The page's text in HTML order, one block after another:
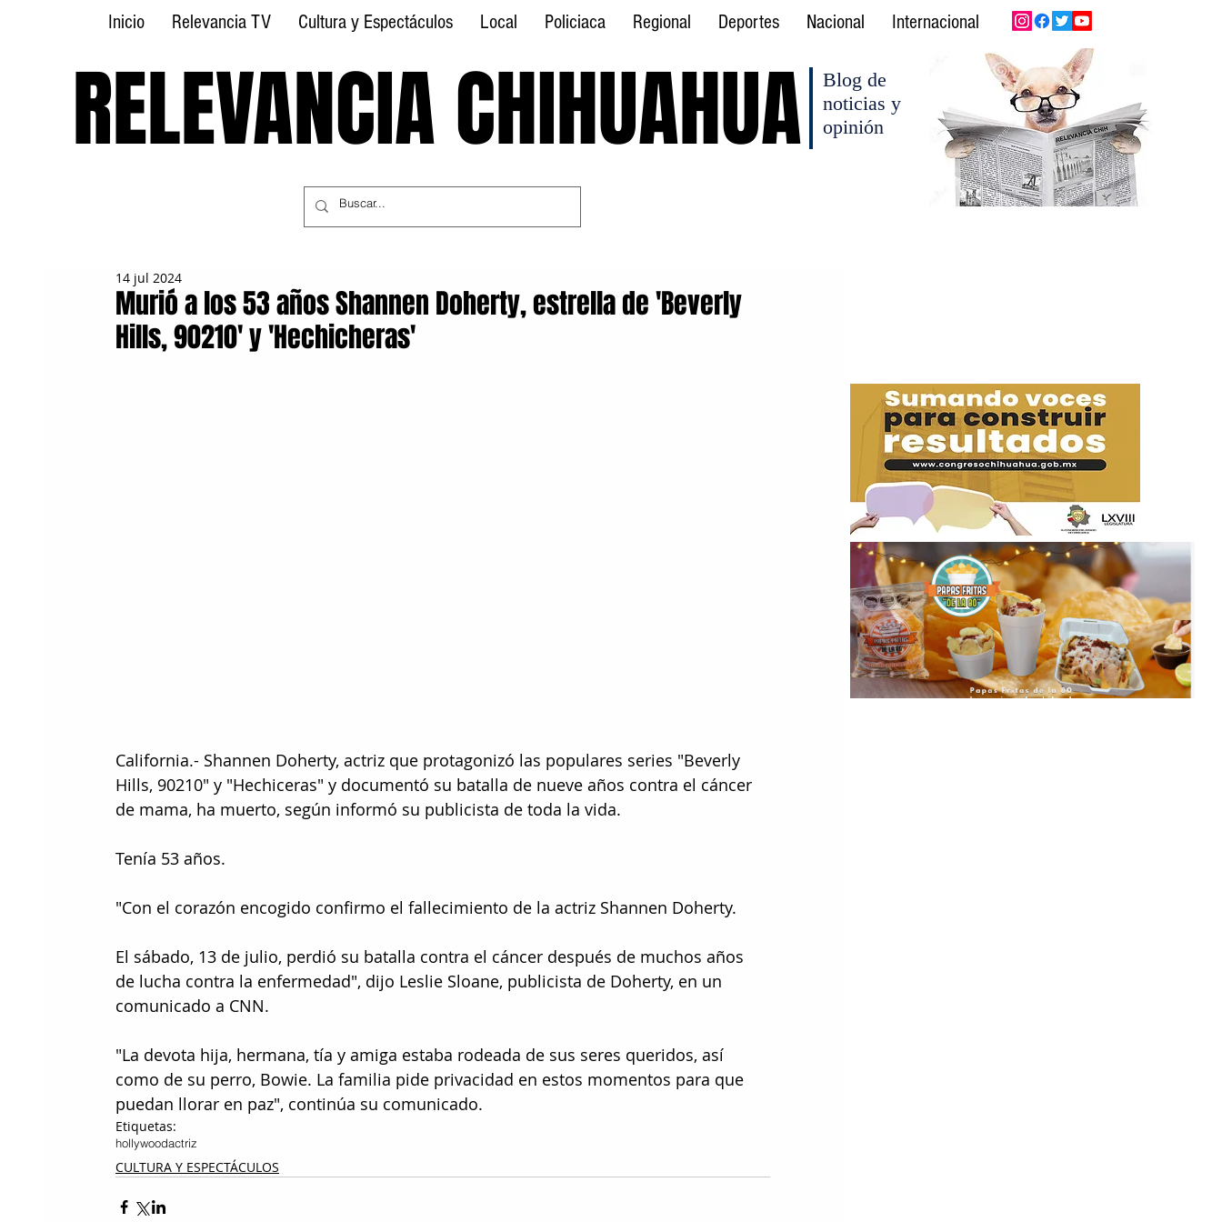
Inicio Relevancia TV Cultura y Espectáculos Local Policiaca Regional Deportes Nacional Internacional
RELEVANCIA CHIHUAHUA
RELEVANCIA CHIHUAHUA
Blog de
noticias y
opinión
Murió a los 53 años Shannen Doherty, estrella de 'Beverly
Hills, 90210' y 'Hechicheras'
14 jul 2024
California.- Shannen Doherty, actriz que protagonizó las populares series "Beverly
Hills, 90210" y "Hechiceras" y documentó su batalla de nueve años contra el cáncer
de mama, ha muerto, según informó su publicista de toda la vida.
Tenía 53 años.
"Con el corazón encogido confirmo el fallecimiento de la actriz Shannen Doherty.
El sábado, 13 de julio, perdió su batalla contra el cáncer después de muchos años
de lucha contra la enfermedad", dijo Leslie Sloane, publicista de Doherty, en un
comunicado a CNN.
"La devota hija, hermana, tía y amiga estaba rodeada de sus seres queridos, así
como de su perro, Bowie. La familia pide privacidad en estos momentos para que
puedan llorar en paz", continúa su comunicado.
Etiquetas:
hollywoodactriz
CULTURA Y ESPECTÁCULOS